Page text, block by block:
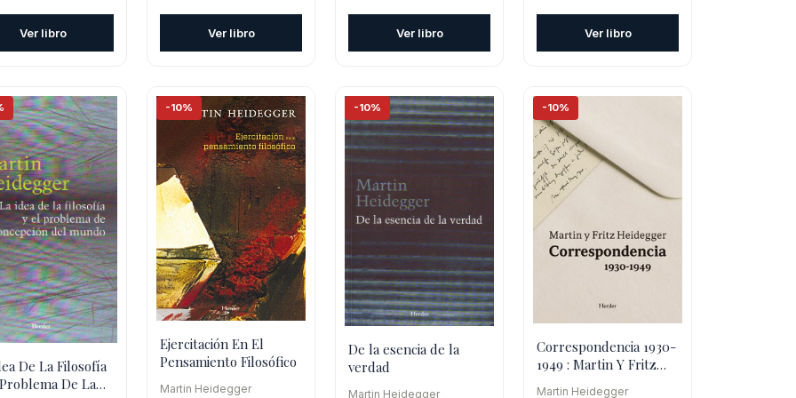
actual
es:
Ver libro
original
era:
actual
es:
Ver libro
original
era:
actual
es:
Ver libro Ver libro
De La Filosofía
De La
-10%
Ejercitación En El
Pensamiento Filosófico
Martin Heidegger
-10%
De la esencia de la
verdad
Martin Heidegger
-10%
Correspondencia 1930-
1949 : Martin Y Fritz
Martin Heidegger